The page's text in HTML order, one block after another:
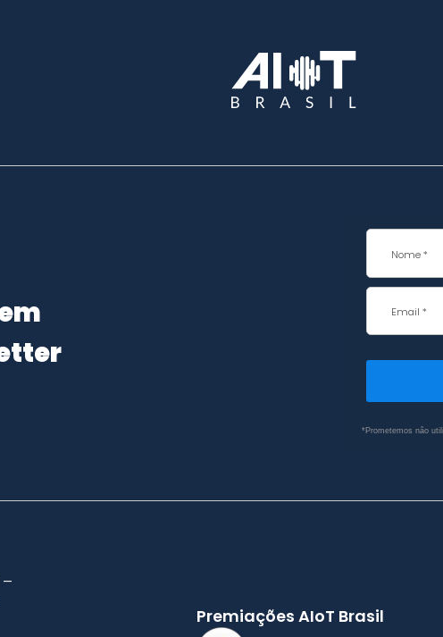
*Prometemos não
Premiações AIoT Brasil